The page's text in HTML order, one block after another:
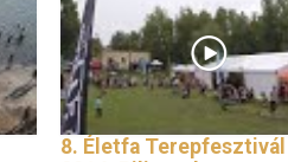
8. Életfa Terepfesztivál